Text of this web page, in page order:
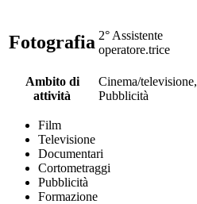
Fotografia 2° Assistente
operatore.trice
Ambito di
attività
Cinema/televisione,
Pubblicità
Film
Televisione
Documentari
Cortometraggi
Pubblicità
Formazione